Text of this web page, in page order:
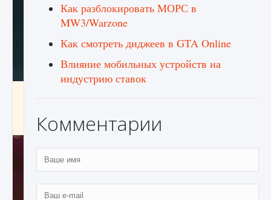
9 августа 2024 1 286
Как разблокировать МОРС в
MW3/Warzone
Как смотреть диджеев в GTA Online
Влияние мобильных устройств на
индустрию ставок
Комментарии